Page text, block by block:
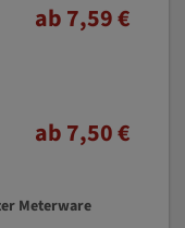
ab 7,59 €
ab 7,50 €
Meterware